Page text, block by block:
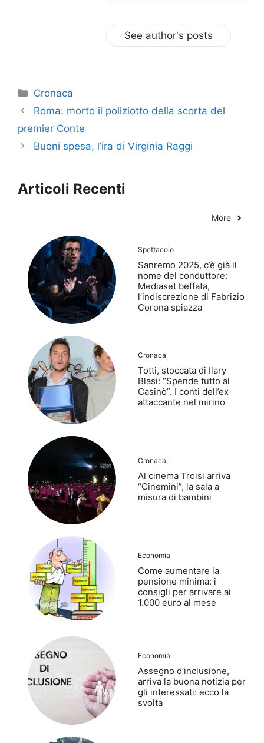
See author's posts
Categorie
Cronaca
Roma: morto il poliziotto della scorta del
premier Conte
Buoni spesa, l’ira di Virginia Raggi
Articoli Recenti
More
Spettacolo
Sanremo 2025, c’è già il
nome del conduttore:
Mediaset beffata,
l’indiscrezione di Fabrizio
Corona spiazza
Cronaca
Totti, stoccata di Ilary
Blasi: “Spende tutto al
Casinò”. I conti dell’ex
attaccante nel mirino
Cronaca
Al cinema Troisi arriva
“Cinemini”, la sala a
misura di bambini
Economia
Come aumentare la
pensione minima: i
consigli per arrivare ai
1.000 euro al mese
Economia
Assegno d’inclusione,
arriva la buona notizia per
gli interessati: ecco la
svolta